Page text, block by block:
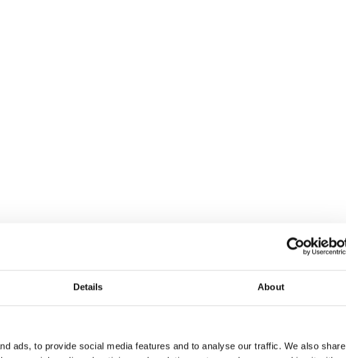
Details About
ads, to provide social media features and to analyse our traffic. We also share